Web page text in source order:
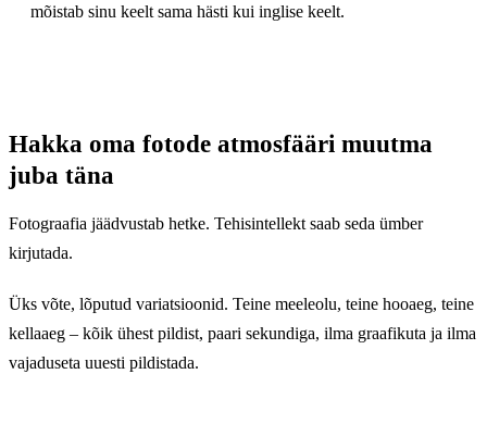
mõistab sinu keelt sama hästi kui inglise keelt.
Hakka oma fotode atmosfääri muutma
juba täna
Fotograafia jäädvustab hetke. Tehisintellekt saab seda ümber
kirjutada.
Üks võte, lõputud variatsioonid. Teine meeleolu, teine hooaeg, teine
kellaaeg – kõik ühest pildist, paari sekundiga, ilma graafikuta ja ilma
vajaduseta uuesti pildistada.